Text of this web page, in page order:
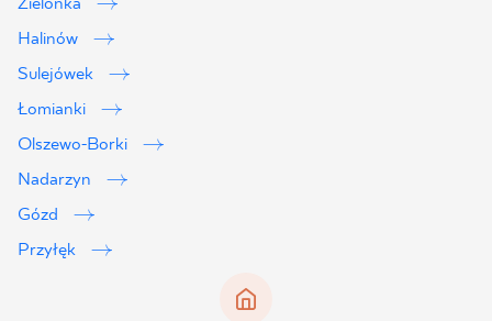
Halinów
Sulejówek
Łomianki
Olszewo-Borki
Nadarzyn
Gózd
Przyłęk